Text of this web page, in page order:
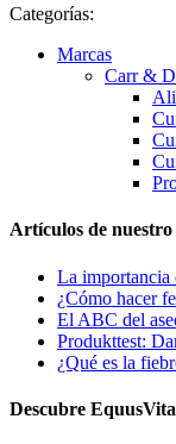
Categorías:
Marcas
Carr &
Artículos de nuestro
La importancia
¿Cómo hacer
El ABC del
Produkttest:
¿Qué es la
Descubre